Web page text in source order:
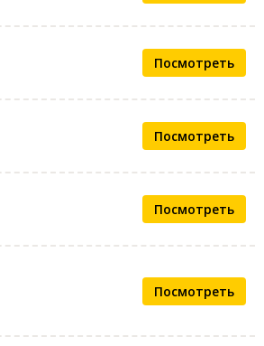
Посмотреть
Посмотреть
Посмотреть
Посмотреть